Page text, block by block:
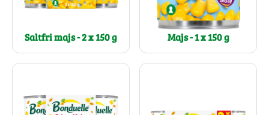
Saltfri majs - 2 x 150 g Majs - 1 x 150 g